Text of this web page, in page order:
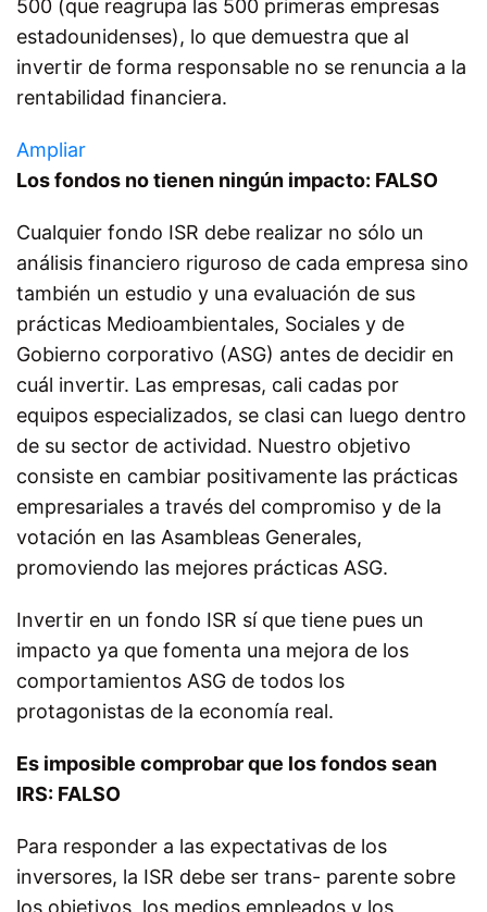
500 (que reagrupa las 500 primeras empresas
estadounidenses), lo que demuestra que al
invertir de forma responsable no se renuncia a la
rentabilidad financiera.
Ampliar
Los fondos no tienen ningún impacto: FALSO
Cualquier fondo ISR debe realizar no sólo un
análisis financiero riguroso de cada empresa sino
también un estudio y una evaluación de sus
prácticas Medioambientales, Sociales y de
Gobierno corporativo (ASG) antes de decidir en
cuál invertir. Las empresas, cali cadas por
equipos especializados, se clasi can luego dentro
de su sector de actividad. Nuestro objetivo
consiste en cambiar positivamente las prácticas
empresariales a través del compromiso y de la
votación en las Asambleas Generales,
promoviendo las mejores prácticas ASG.
Invertir en un fondo ISR sí que tiene pues un
impacto ya que fomenta una mejora de los
comportamientos ASG de todos los
protagonistas de la economía real.
Es imposible comprobar que los fondos sean
IRS: FALSO
Para responder a las expectativas de los
inversores, la ISR debe ser trans- parente sobre
los objetivos, los medios empleados y los